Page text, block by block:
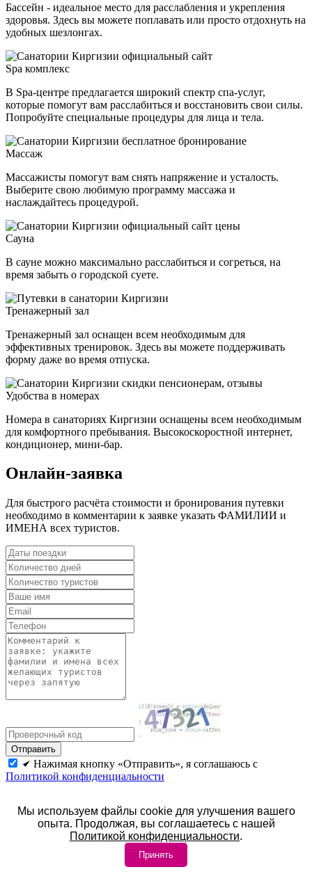
Мы используем файлы cookie для улучшения вашего
опыта. Продолжая, вы соглашаетесь с нашей
Политикой конфиденциальности.
Принять
Бассейн - идеальное место для расслабления и укрепления
здоровья. Здесь вы можете поплавать или просто отдохнуть на
удобных шезлонгах.
Spa комплекс
В Spa-центре предлагается широкий спектр спа-услуг,
которые помогут вам расслабиться и восстановить свои силы.
Попробуйте специальные процедуры для лица и тела.
Массаж
Массажисты помогут вам снять напряжение и усталость.
Выберите свою любимую программу массажа и
наслаждайтесь процедурой.
Сауна
В сауне можно максимально расслабиться и согреться, на
время забыть о городской суете.
Тренажерный зал
Тренажерный зал оснащен всем необходимым для
эффективных тренировок. Здесь вы можете поддерживать
форму даже во время отпуска.
Удобства в номерах
Номера в санаториях Киргизии оснащены всем необходимым
для комфортного пребывания. Высокоскоростной интернет,
кондиционер, мини-бар.
Онлайн-заявка
Для быстрого расчёта стоимости и бронирования путевки
необходимо в комментарии к заявке указать ФАМИЛИИ и
ИМЕНА всех туристов.
Нажимая кнопку «Отправить», я соглашаюсь с
Политикой конфиденциальности
© 2026 год. Официальный сайт ЦентрКурорт.
Политика конфиденциальности